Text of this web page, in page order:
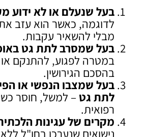
בעל שנעלם או לא ידוע
לדוגמה, כאשר הוא עזב
מבלי להשאיר עקבות.
בעל שמסרב לתת גט
במטרה לפגוע, להתנקם
בהסכם הגירושין.
בעל שמצבו הנפשי או
לתת גט – למשל, חוסר
רפואית.
מקרים של עגינות
נישואים שנערכו בחו"ל